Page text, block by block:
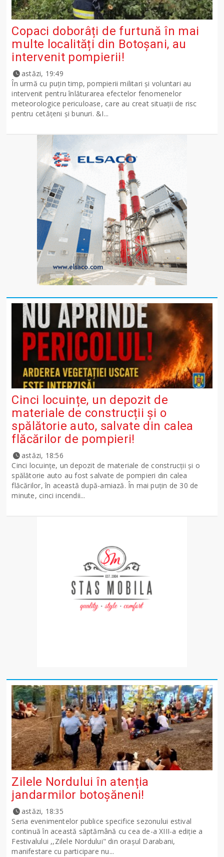
Copaci doborâți de furtună în mai
multe localități din Botoșani, au
intervenit pompierii!
astăzi, 19:49
În urmă cu puțin timp, pompierii militari și voluntari au
intervenit pentru înlăturarea efectelor fenomenelor
meteorologice periculoase, care au creat situații de risc
pentru cetățeni și bunuri. &I...
Cinci locuințe, un depozit de
materiale de construcții și o
spălătorie auto, salvate din calea
flăcărilor de pompieri!
astăzi, 18:56
Cinci locuințe, un depozit de materiale de construcții și o
spălătorie auto au fost salvate de pompieri din calea
flăcărilor, în această după-amiază. În mai puțin de 30 de
minute, cinci incendii...
Zilele Nordului în atenția
jandarmilor botoșăneni!
astăzi, 18:35
Seria evenimentelor publice specifice sezonului estival
continuă în această săptămână cu cea de-a XIII-a ediție a
Festivalului ,,Zilele Nordului" din orașul Darabani,
manifestare cu participare nu...